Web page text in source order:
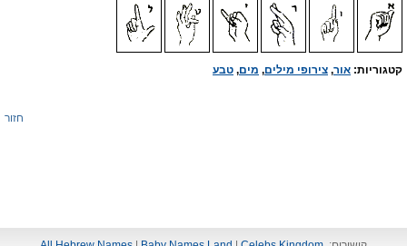
קטגוריות: אור, צירופי מילים, מים, טבע
חזור